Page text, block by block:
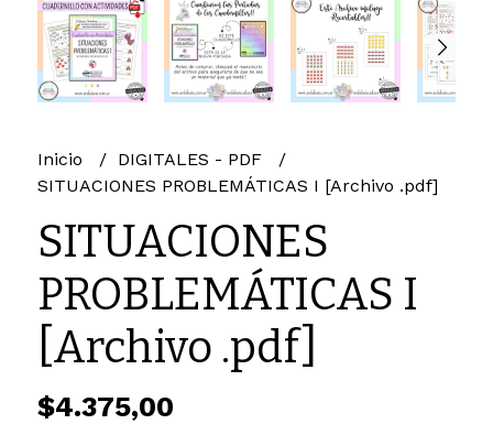
Inicio
DIGITALES - PDF
SITUACIONES PROBLEMÁTICAS I [Archivo .pdf]
SITUACIONES
PROBLEMÁTICAS I
[Archivo .pdf]
$4.375,00